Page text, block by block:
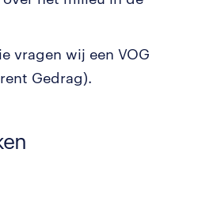
vragen wij een VOG
Gedrag).